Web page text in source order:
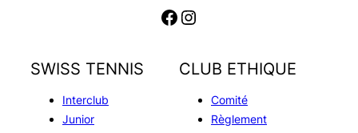
Facebook Instagram
SWISS TENNIS
Interclub
Junior
CLUB ETHIQUE
Comité
Règlement